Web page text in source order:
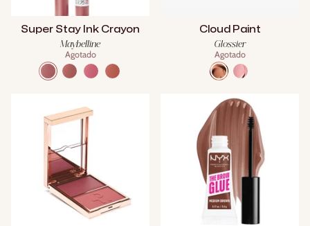
Super Stay Ink Crayon
Maybelline
Agotado
Cloud Paint
Glossier
Agotado